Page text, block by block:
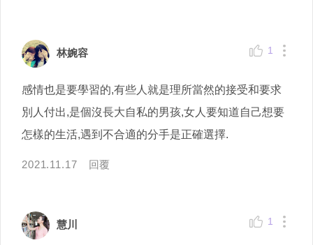
林婉容 1
感情也是要學習的,有些人就是理所當然的接受和要求
別人付出,是個沒長大自私的男孩,女人要知道自己想要
怎樣的生活,遇到不合適的分手是正確選擇.
2021.11.17 回覆
慧川 1